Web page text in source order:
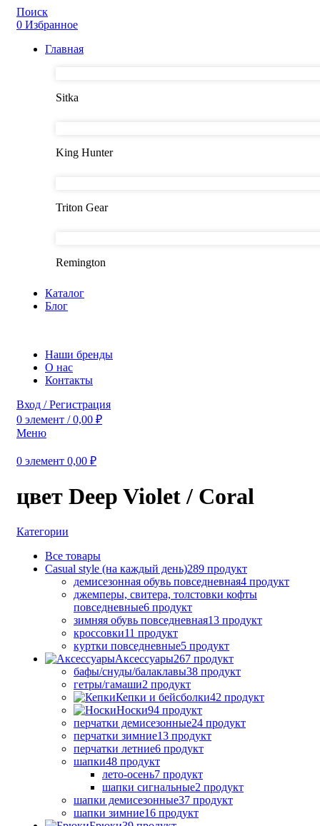
Поиск
0 Избранное
Главная
Sitka
King Hunter
Triton Gear
Remington
Каталог
Блог
Наши бренды
О нас
Контакты
Вход / Регистрация
0 элемент / 0,00 ₽
Меню
0 элемент 0,00 ₽
цвет Deep Violet / Coral
Категории
Все товары
Casual style (на каждый день)289 продукт
демисезонная обувь повседневная4 продукт
джемперы, свитера, толстовки кофты
повседневные6 продукт
зимняя обувь повседневная13 продукт
кроссовки11 продукт
куртки повседневные5 продукт
Аксессуары267 продукт
бафы/снуды/балаклавы38 продукт
гетры/гамаши2 продукт
Кепки и бейсболки42 продукт
Носки94 продукт
перчатки демисезонные24 продукт
перчатки зимние13 продукт
перчатки летние6 продукт
шапки48 продукт
лето-осень7 продукт
шапки сигнальные2 продукт
шапки демисезонные37 продукт
шапки зимние16 продукт